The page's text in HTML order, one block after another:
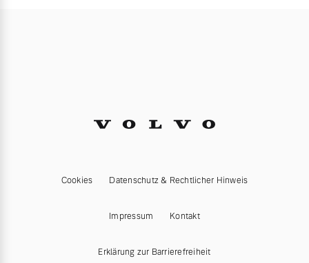
Cookies Datenschutz & Rechtlicher Hinweis
Impressum Kontakt
Erklärung zur Barrierefreiheit